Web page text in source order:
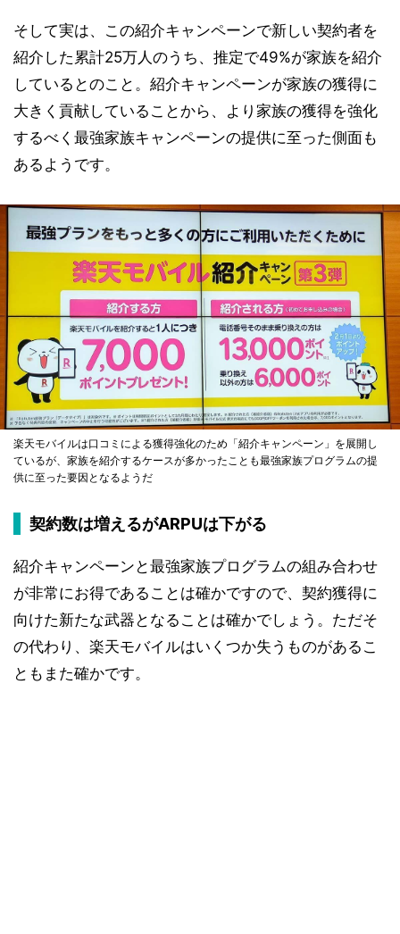
そして実は、この紹介キャンペーンで新しい契約者を
紹介した累計25万人のうち、推定で49%が家族を紹介
しているとのこと。紹介キャンペーンが家族の獲得に
大きく貢献していることから、より家族の獲得を強化
するべく最強家族キャンペーンの提供に至った側面も
あるようです。
楽天モバイルは口コミによる獲得強化のため「紹介キャンペーン」を展開し
ているが、家族を紹介するケースが多かったことも最強家族プログラムの提
供に至った要因となるようだ
契約数は増えるがARPUは下がる
紹介キャンペーンと最強家族プログラムの組み合わせ
が非常にお得であることは確かですので、契約獲得に
向けた新たな武器となることは確かでしょう。ただそ
の代わり、楽天モバイルはいくつか失うものがあるこ
ともまた確かです。